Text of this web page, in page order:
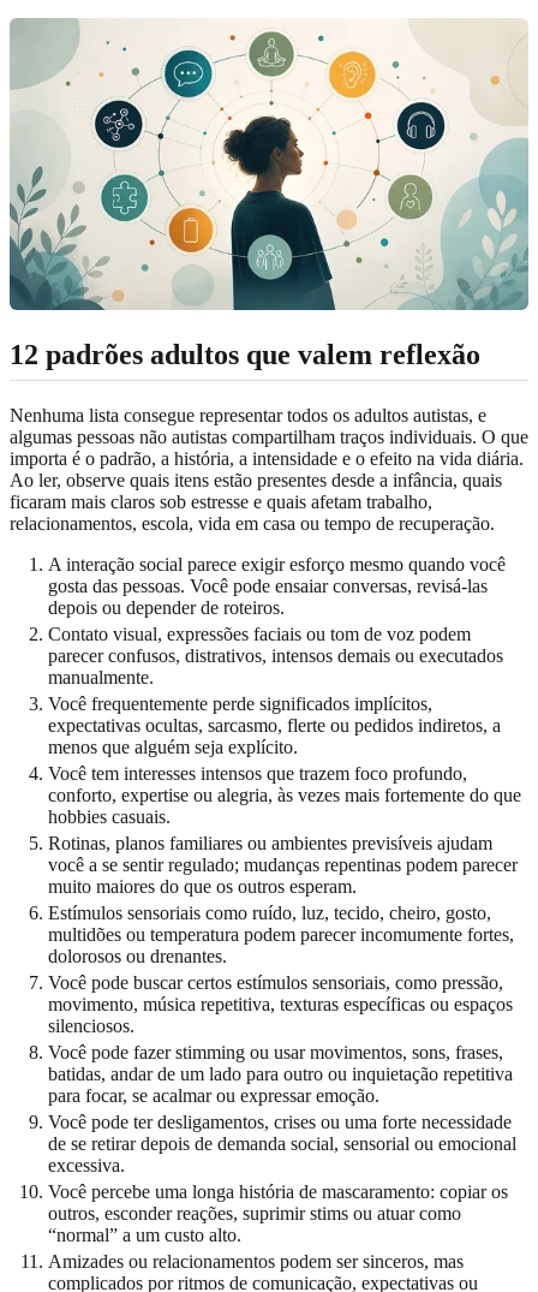
12 padrões adultos que valem reflexão
Nenhuma lista consegue representar todos os adultos autistas, e
algumas pessoas não autistas compartilham traços individuais. O que
importa é o padrão, a história, a intensidade e o efeito na vida diária.
Ao ler, observe quais itens estão presentes desde a infância, quais
ficaram mais claros sob estresse e quais afetam trabalho,
relacionamentos, escola, vida em casa ou tempo de recuperação.
A interação social parece exigir esforço mesmo quando você
gosta das pessoas. Você pode ensaiar conversas, revisá-las
depois ou depender de roteiros.
Contato visual, expressões faciais ou tom de voz podem
parecer confusos, distrativos, intensos demais ou executados
manualmente.
Você frequentemente perde significados implícitos,
expectativas ocultas, sarcasmo, flerte ou pedidos indiretos, a
menos que alguém seja explícito.
Você tem interesses intensos que trazem foco profundo,
conforto, expertise ou alegria, às vezes mais fortemente do que
hobbies casuais.
Rotinas, planos familiares ou ambientes previsíveis ajudam
você a se sentir regulado; mudanças repentinas podem parecer
muito maiores do que os outros esperam.
Estímulos sensoriais como ruído, luz, tecido, cheiro, gosto,
multidões ou temperatura podem parecer incomumente fortes,
dolorosos ou drenantes.
Você pode buscar certos estímulos sensoriais, como pressão,
movimento, música repetitiva, texturas específicas ou espaços
silenciosos.
Você pode fazer stimming ou usar movimentos, sons, frases,
batidas, andar de um lado para outro ou inquietação repetitiva
para focar, se acalmar ou expressar emoção.
Você pode ter desligamentos, crises ou uma forte necessidade
de se retirar depois de demanda social, sensorial ou emocional
excessiva.
Você percebe uma longa história de mascaramento: copiar os
outros, esconder reações, suprimir stims ou atuar como
“normal” a um custo alto.
Amizades ou relacionamentos podem ser sinceros, mas
complicados por ritmos de comunicação, expectativas ou